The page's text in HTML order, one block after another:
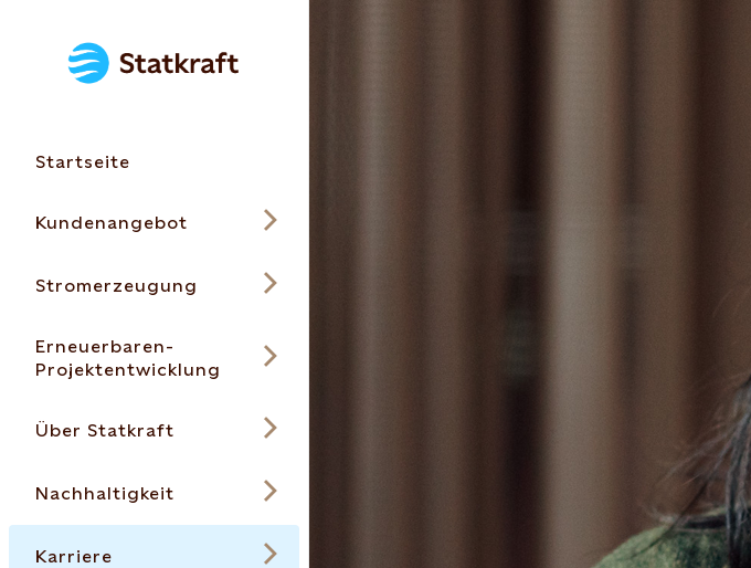
Startseite
Kundenangebot
Stromerzeugung
Erneuerbaren-
Projektentwicklung
Über Statkraft
Nachhaltigkeit
Karriere